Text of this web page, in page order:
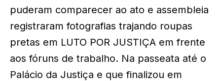
puderam comparecer ao ato e assembleia
registraram fotografias trajando roupas
pretas em LUTO POR JUSTIÇA em frente
aos fóruns de trabalho. Na passeata até o
Palácio da Justiça e que finalizou em